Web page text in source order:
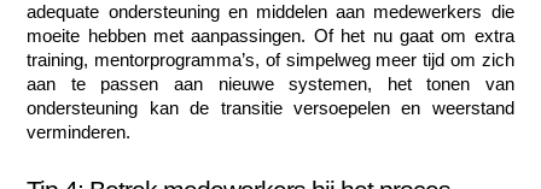
adequate ondersteuning en middelen aan medewerkers die
moeite hebben met aanpassingen. Of het nu gaat om extra
training, mentorprogramma’s, of simpelweg meer tijd om zich
aan te passen aan nieuwe systemen, het tonen van
ondersteuning kan de transitie versoepelen en weerstand
verminderen.